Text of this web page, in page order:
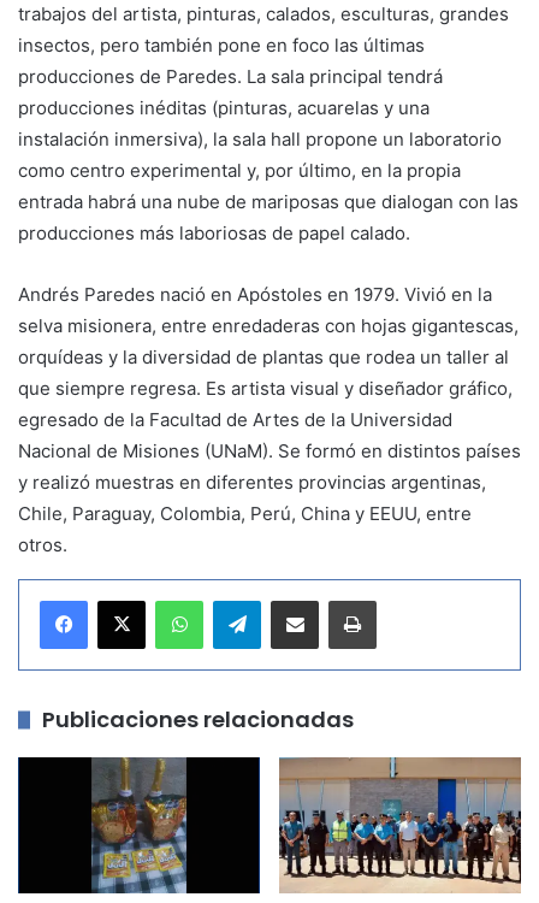
trabajos del artista, pinturas, calados, esculturas, grandes
insectos, pero también pone en foco las últimas
producciones de Paredes. La sala principal tendrá
producciones inéditas (pinturas, acuarelas y una
instalación inmersiva), la sala hall propone un laboratorio
como centro experimental y, por último, en la propia
entrada habrá una nube de mariposas que dialogan con las
producciones más laboriosas de papel calado.
Andrés Paredes nació en Apóstoles en 1979. Vivió en la
selva misionera, entre enredaderas con hojas gigantescas,
orquídeas y la diversidad de plantas que rodea un taller al
que siempre regresa. Es artista visual y diseñador gráfico,
egresado de la Facultad de Artes de la Universidad
Nacional de Misiones (UNaM). Se formó en distintos países
y realizó muestras en diferentes provincias argentinas,
Chile, Paraguay, Colombia, Perú, China y EEUU, entre
otros.
Telegram
Publicaciones relacionadas